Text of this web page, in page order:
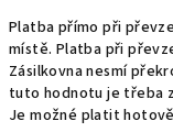
Platba přímo při
místě. Platba při
Zásilkovna nesmí
tuto hodnotu je třeba
Je možné platit